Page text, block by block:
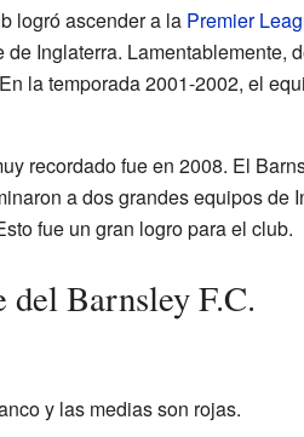
logró ascender a la Premier
de Inglaterra. Lamentablemente,
la temporada 2001-2002, el
recordado fue en 2008. El
a dos grandes equipos de
fue un gran logro para el club.
Barnsley F.C.
y las medias son rojas.